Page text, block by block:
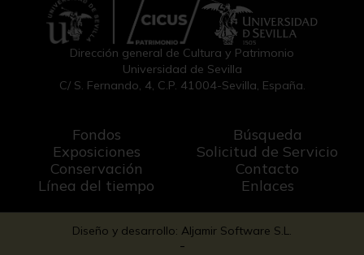
Dirección general de Cultura y Patrimonio
Universidad de Sevilla
C/ S. Fernando, 4, C.P. 41004-Sevilla, España.
Fondos
Exposiciones
Conservación
Línea del tiempo
Búsqueda
Solicitud de Servicio
Contacto
Enlaces
Diseño y desarrollo: Aljamir Software S.L.
-